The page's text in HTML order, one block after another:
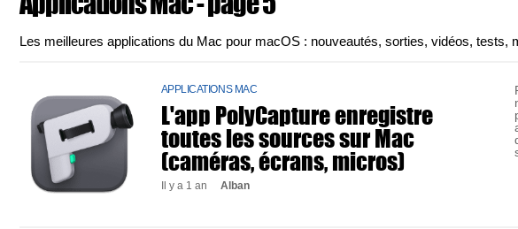
Les meilleures applications du Mac pour macOS : nouveautés, sorties, vidéos, tests,
APPLICATIONS MAC
L'app PolyCapture enregistre
toutes les sources sur Mac
(caméras, écrans, micros)
Il y a 1 an Alban